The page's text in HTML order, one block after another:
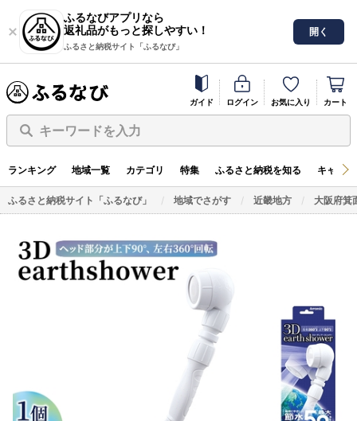
ふるなびアプリなら
返礼品がもっと探しやすい！
ふるさと納税サイト「ふるなび」
開く
ガイド ログイン お気に入り カート
キーワードを入力
ランキング 地域一覧 カテゴリ 特集 ふるさと納税を知る キャン
ふるさと納税サイト「ふるなび」 地域でさがす 近畿地方 大阪府箕